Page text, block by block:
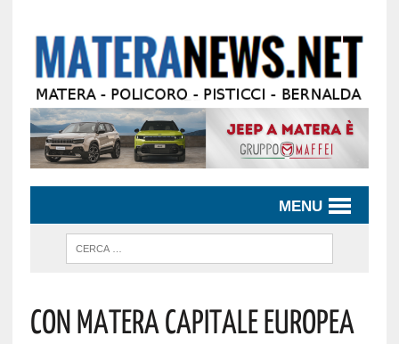
MENU
Con Matera Capitale Europea